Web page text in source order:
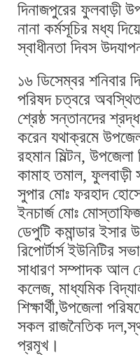
দিনাজপুরের ফুলবাড়ী
নানা কর্মসূচির মধ্য
স্বাধীনতা দিবস
১৬ ডিসেম্বর শনিবার
পরিষদ চত্বরে অবস্থিত
শ্রেষ্ঠ সন্তানদের
করেন যথাক্রমে
রহমান মিল্টন, উপজেলা
কামাহ তমাল, ফুলবাড়ী
সুপার মোঃ ফরহাদ
ইনচার্জ মোঃ
ডেপুটি কমান্ডার ইসার
রিপোর্টার্স ইউনিটির
সাধারণ সম্পাদক আল
কলেজ, মাধ্যমিক
শিক্ষার্থী,উপজেলা
সকল রাজনৈতিক
প্রমূখ।